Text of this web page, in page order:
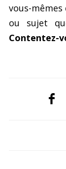
vous-mêmes
ou sujet
Contentez-